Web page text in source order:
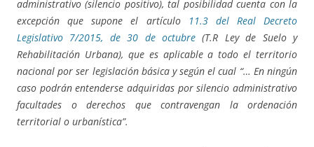
administrativo (silencio positivo), tal posibilidad cuenta con la
excepción que supone el artículo
11.3 del Real Decreto
Legislativo 7/2015, de 30 de octubre (T.R Ley de Suelo y
Rehabilitación Urbana), que es aplicable a todo el territorio
nacional por ser legislación básica y según el cual “… En ningún
caso podrán entenderse adquiridas por silencio administrativo
facultades o derechos que contravengan la ordenación
territorial o urbanística”.